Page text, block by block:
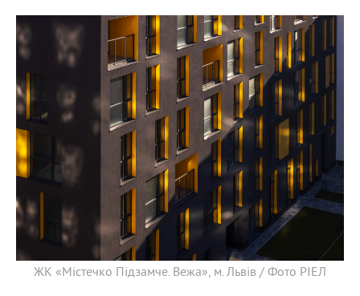
ЖК «Містечко Підзамче. Вежа», м. Львів / Фото РІЕЛ